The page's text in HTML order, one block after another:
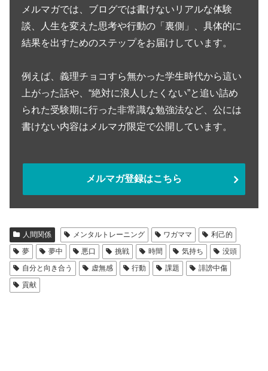
メルマガでは、ブログでは書けないリアルな体験
談、人生を変えた思考や行動の「裏側」、具体的に
結果を出すためのステップをお届けしています。
例えば、義理チョコすら無かった学生時代から這い
上がった話や、“絶対に浪人したくない”と追い詰め
られた受験期に行った非常識な勉強法など、公には
書けない内容はメルマガ限定で公開しています。
メルマガ登録はこちら
人間関係 メンタルトレーニング ワガママ
利己的
夢
夢中 悪口 挑戦 時間 気持ち
没頭
自分と向き合う
虚無感 行動 課題
誹謗中傷
貢献